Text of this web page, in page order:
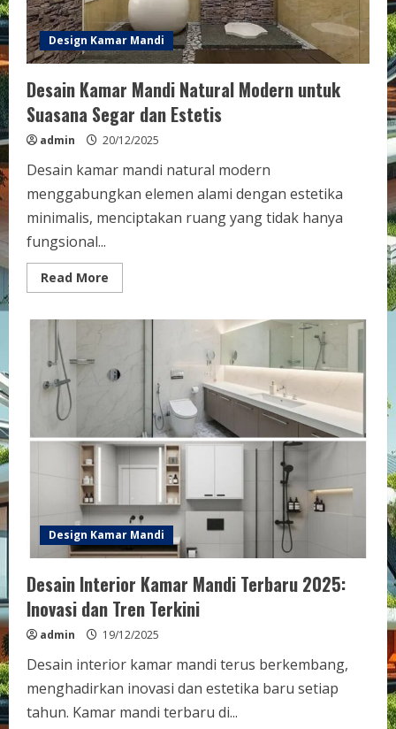
Design Kamar Mandi
Desain Kamar Mandi Natural Modern untuk
Suasana Segar dan Estetis
admin 20/12/2025
Desain kamar mandi natural modern
menggabungkan elemen alami dengan estetika
minimalis, menciptakan ruang yang tidak hanya
fungsional...
Read More
more
untuk
Suasana
Design Kamar Mandi
Desain Interior Kamar Mandi Terbaru 2025:
Inovasi dan Tren Terkini
admin 19/12/2025
Desain interior kamar mandi terus berkembang,
menghadirkan inovasi dan estetika baru setiap
tahun. Kamar mandi terbaru di...